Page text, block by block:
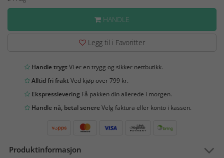
HANDLE
Legg til i Favoritter
Handle trygtVi er en trygg og sikker nettbutikk.
Alltid fri fraktVed kjøp over 799 kr.
Ekspresslevering Få pakken din allerede i morgen.
Handle nå, betal senereVelg faktura eller konto i kassen.
Produktinformasjon